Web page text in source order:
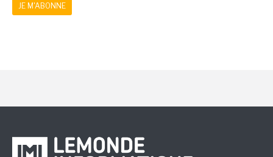
JE M'ABONNE